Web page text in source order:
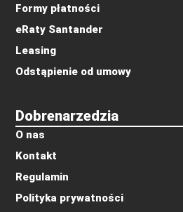
Dobrenarzedzia
O nas
Kontakt
Regulamin
Polityka prywatności
Formy płatności
eRaty Santander
Leasing
Odstąpienie od umowy